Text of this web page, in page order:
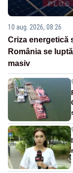
10 aug. 2026, 08:26
Criza energetică
România se
masiv